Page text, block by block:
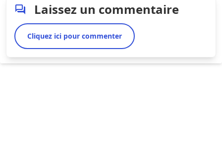
Laissez un commentaire
Cliquez ici pour commenter